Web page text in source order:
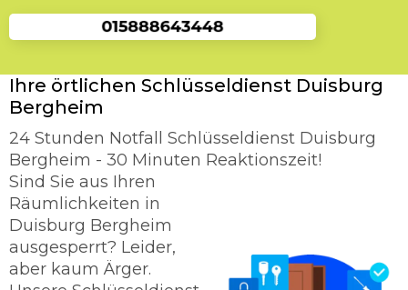
Ihre örtlichen Schlüsseldienst Duisburg
Bergheim
24 Stunden Notfall Schlüsseldienst Duisburg
Bergheim - 30 Minuten Reaktionszeit!
Sind Sie aus Ihren
Räumlichkeiten in
Duisburg Bergheim
ausgesperrt? Leider,
aber kaum Ärger.